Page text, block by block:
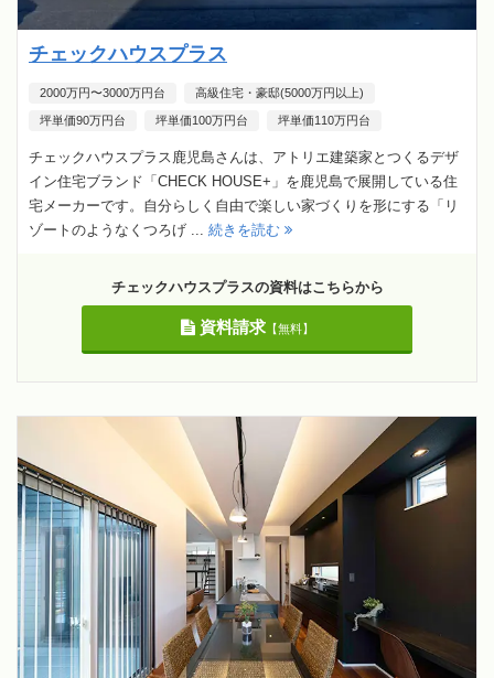
チェックハウスプラス
2000万円〜3000万円台 高級住宅・豪邸(5000万円以上)
坪単価90万円台 坪単価100万円台 坪単価110万円台
チェックハウスプラス鹿児島さんは、アトリエ建築家とつくるデザ
イン住宅ブランド「CHECK HOUSE+」を鹿児島で展開している住
宅メーカーです。自分らしく自由で楽しい家づくりを形にする「リ
ゾートのようなくつろげ ... 続きを読む
チェックハウスプラスの資料はこちらから
資料請求【無料】